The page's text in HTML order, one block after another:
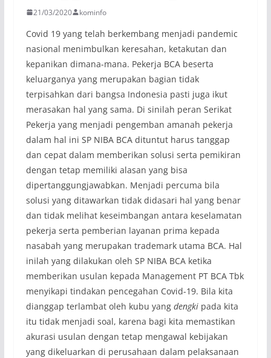
21/03/2020 kominfo
Covid 19 yang telah berkembang menjadi pandemic
nasional menimbulkan keresahan, ketakutan dan
kepanikan dimana-mana. Pekerja BCA beserta
keluarganya yang merupakan bagian tidak
terpisahkan dari bangsa Indonesia pasti juga ikut
merasakan hal yang sama. Di sinilah peran Serikat
Pekerja yang menjadi pengemban amanah pekerja
dalam hal ini SP NIBA BCA dituntut harus tanggap
dan cepat dalam memberikan solusi serta pemikiran
dengan tetap memiliki alasan yang bisa
dipertanggungjawabkan. Menjadi percuma bila
solusi yang ditawarkan tidak didasari hal yang benar
dan tidak melihat keseimbangan antara keselamatan
pekerja serta pemberian layanan prima kepada
nasabah yang merupakan trademark utama BCA. Hal
inilah yang dilakukan oleh SP NIBA BCA ketika
memberikan usulan kepada Management PT BCA Tbk
menyikapi tindakan pencegahan Covid-19. Bila kita
dianggap terlambat oleh kubu yang dengki pada kita
itu tidak menjadi soal, karena bagi kita memastikan
akurasi usulan dengan tetap mengawal kebijakan
yang dikeluarkan di perusahaan dalam pelaksanaan